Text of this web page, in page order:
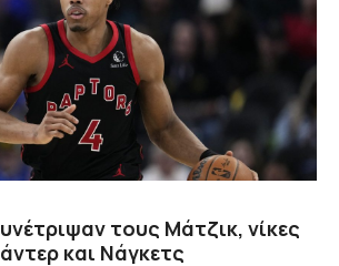
τους Μάτζικ, νίκες
και Νάγκετς